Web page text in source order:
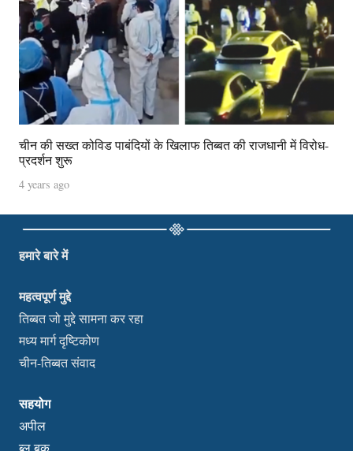
चीन की सख्त कोविड पाबंदियों के खिलाफ तिब्बत की राजधानी में विरोध-
प्रदर्शन शुरू
4 years ago
हमारे बारे में
महत्वपूर्ण मुद्दे
तिब्बत जो मुद्दे सामना कर रहा
मध्य मार्ग दृष्टिकोण
चीन-तिब्बत संवाद
सहयोग
अपील